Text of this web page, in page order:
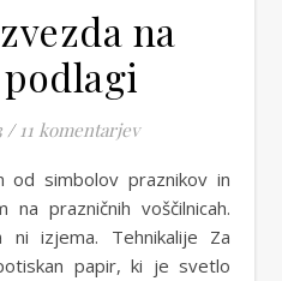
na
/ 11 komentarjev
prazničnih voščilnicah.
ni izjema. Tehnikalije Za
papir, ki je svetlo